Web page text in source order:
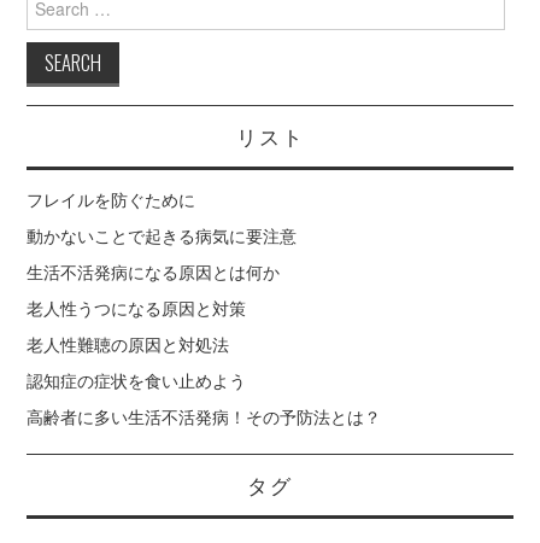
老人性難聴の原因と対
処法
認知症の症状を食い止
めよう
for:
リスト
フレイルを防ぐために
動かないことで起きる病気に要注意
生活不活発病になる原因とは何か
老人性うつになる原因と対策
老人性難聴の原因と対処法
認知症の症状を食い止めよう
高齢者に多い生活不活発病！その予防法とは？
タグ